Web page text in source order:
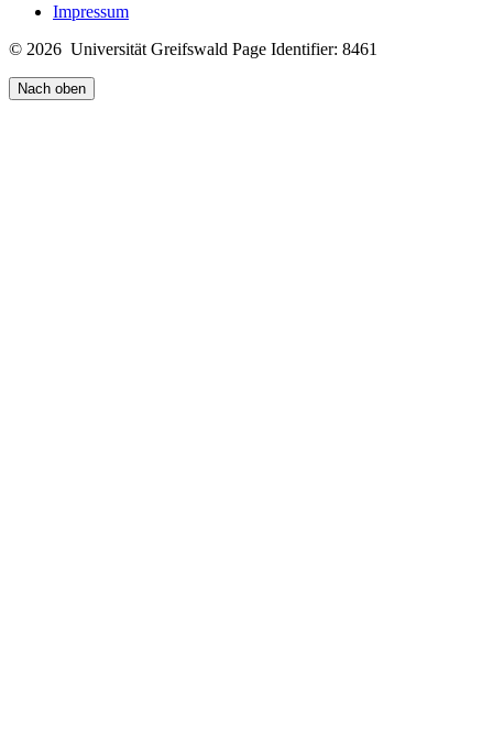
Impressum
© 2026 Universität Greifswald Page Identifier: 8461
Nach oben